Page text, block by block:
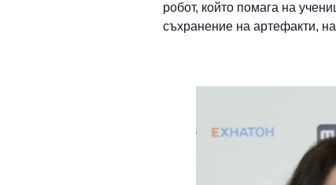
робот, който помага на
съхранение на артефакти,